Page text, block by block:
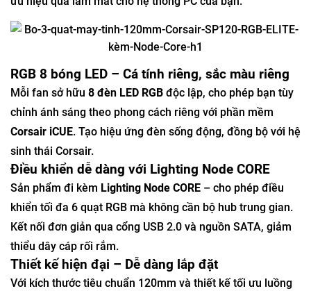
RGB 8 bóng LED – Cá tính riêng, sắc màu riêng
Mỗi fan sở hữu 8 đèn LED RGB độc lập, cho phép bạn tùy
chỉnh ánh sáng theo phong cách riêng với phần mềm
Corsair iCUE. Tạo hiệu ứng đèn sống động, đồng bộ với hệ
sinh thái Corsair.
Điều khiển dễ dàng với Lighting Node CORE
Sản phẩm đi kèm Lighting Node CORE – cho phép điều
khiển tối đa 6 quạt RGB mà không cần bộ hub trung gian.
Kết nối đơn giản qua cổng USB 2.0 và nguồn SATA, giảm
thiểu dây cáp rối rắm.
Thiết kế hiện đại – Dễ dàng lắp đặt
Với kích thước tiêu chuẩn 120mm và thiết kế tối ưu luồng